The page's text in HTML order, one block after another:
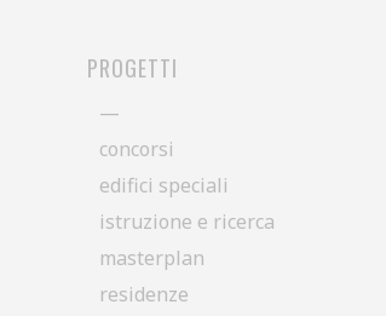
PROGETTI
—
concorsi
edifici speciali
istruzione e ricerca
masterplan
residenze